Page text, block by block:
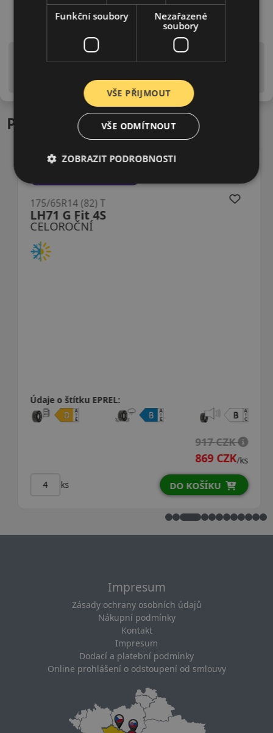
Upozornění! Hodnoty na štítku jsou pouze
is EU štítky ve smyslu dosud platné (předchozí) legislativy.
Podobné produkty
CELOROČNÍ
LH71 G Fit 4S
175/65R14 (82) T
Údaje o štítku EPREL:
917 CZK
869 CZK/ks
ks DO KOŠÍKU
Impresum
Zásady ochrany osobních údajů
Nákupní podmínky
Kontakt
Impresum
Dodací a platební podmínky
Online prohlášení o odstoupení od smlouvy
Funkční soubory
Nezařazené
soubory
VŠE PŘIJMOUT
VŠE ODMÍTNOUT
ZOBRAZIT PODROBNOSTI